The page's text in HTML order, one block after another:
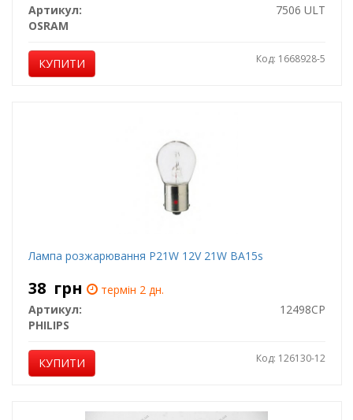
Артикул:
7506 ULT
OSRAM
КУПИТИ Код: 1668928-5
Лампа розжарювання P21W 12V 21W BA15s
38 грн
термін 2 дн.
Артикул:
12498CP
PHILIPS
КУПИТИ Код: 126130-12